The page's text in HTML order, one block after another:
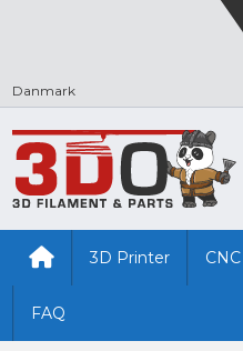
Danmark
3D Printer CNC
FAQ